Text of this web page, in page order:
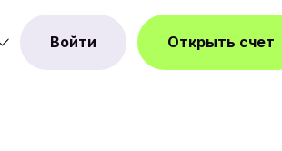
Войти Открыть счет